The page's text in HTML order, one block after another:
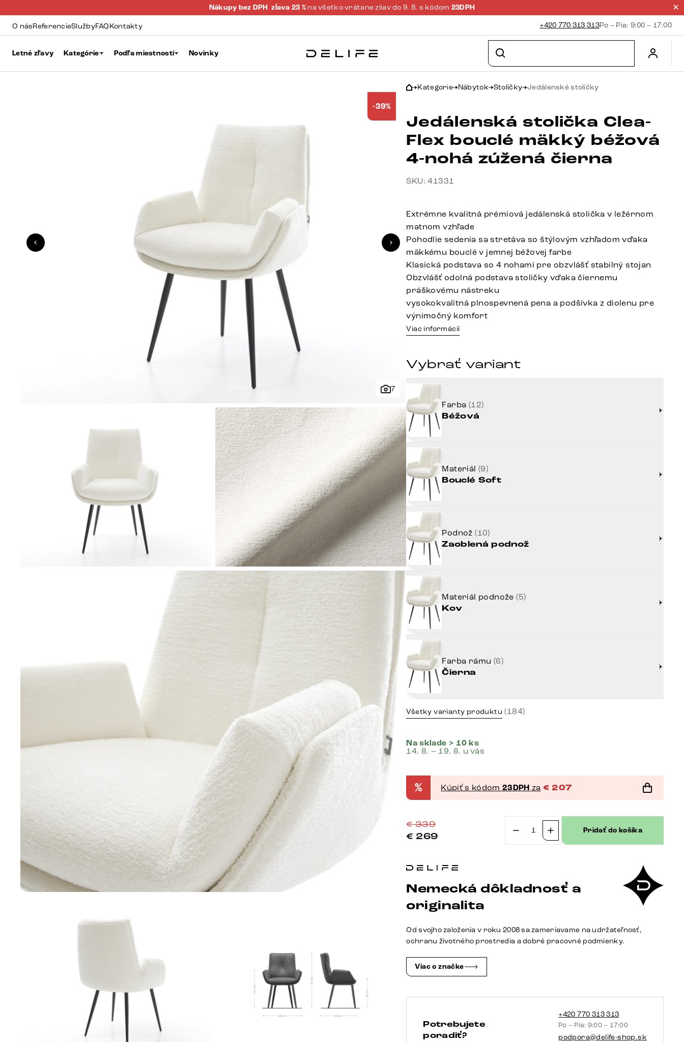
Nákupy bez DPH zĺava 23 % na všetko vrátane zliav do 9. 8. s kódom 23DPH
O násReferencieSlužbyFAQKontakty +420 770 313 313Po – Pia: 9:00 – 17:00
Letné zľavy Kategórie Podľa miestností Novinky
7
-39%
Kategorie Nábytok Stoličky Jedálenské stoličky
Jedálenská stolička Clea-
Flex bouclé mäkký béžová
4-nohá zúžená čierna
SKU: 41331
Extrémne kvalitná prémiová jedálenská stolička v ležérnom
matnom vzhľade
Pohodlie sedenia sa stretáva so štýlovým vzhľadom vďaka
mäkkému bouclé v jemnej béžovej farbe
Klasická podstava so 4 nohami pre obzvlášť stabilný stojan
Obzvlášť odolná podstava stoličky vďaka čiernemu
práškovému nástreku
vysokokvalitná plnospevnená pena a podšívka z diolenu pre
výnimočný komfort
Viac informácií
Vybrať variant
Farba (12)
Béžová
Materiál (9)
Bouclé Soft
Podnož(10)
Zaoblená podnož
Materiál podnože(5)
Kov
Farba rámu (6)
Čierna
Všetky varianty produktu (184)
Na sklade > 10 ks
14. 8. – 19. 8. u vás
% Kúpiť s kódom 23DPH za € 207
€339
€ 269
množstvo
Flex
béžová
4-
Pridať do košíka
Nemecká dôkladnosť a
originalita
Od svojho založenia v roku 2008 sa zameriavame na udržateľnosť,
ochranu životného prostredia a dobré pracovné podmienky.
Viac o značke
Potrebujete
poradiť?
+420 770 313 313
Po – Pia: 9:00 – 17:00
podpora@delife-shop.sk